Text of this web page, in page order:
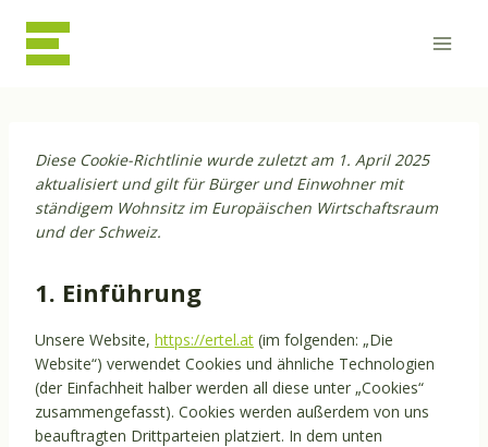
Inhalt
springen
Diese Cookie-Richtlinie wurde zuletzt am 1. April 2025
aktualisiert und gilt für Bürger und Einwohner mit
ständigem Wohnsitz im Europäischen Wirtschaftsraum
und der Schweiz.
1. Einführung
Unsere Website, https://ertel.at (im folgenden: „Die
Website“) verwendet Cookies und ähnliche Technologien
(der Einfachheit halber werden all diese unter „Cookies“
zusammengefasst). Cookies werden außerdem von uns
beauftragten Drittparteien platziert. In dem unten